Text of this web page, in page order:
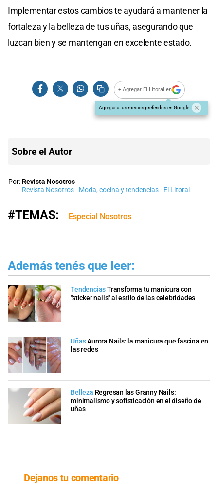
Implementar estos cambios te ayudará a mantener la
fortaleza y la belleza de tus uñas, asegurando que
luzcan bien y se mantengan en excelente estado.
+ Agregar El Litoral en
Agregar a tus medios preferidos en Google
Sobre el Autor
Por:Revista Nosotros
Revista Nosotros - Moda, cocina y tendencias - El Litoral
#TEMAS: Especial Nosotros
Además tenés que leer:
TendenciasTransforma tu manicura con
"sticker nails" al estilo de las celebridades
UñasAurora Nails: la manicura que fascina en
las redes
Belleza Regresan las Granny Nails:
minimalismo y sofisticación en el diseño de
uñas
Dejanos tu comentario